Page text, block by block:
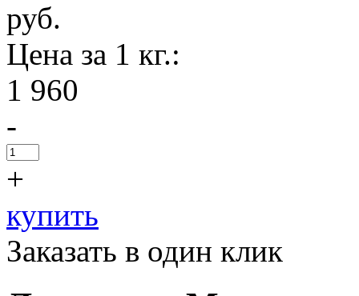
руб.
Цена за 1 кг.:
1 960
-
+
купить
Заказать в один клик